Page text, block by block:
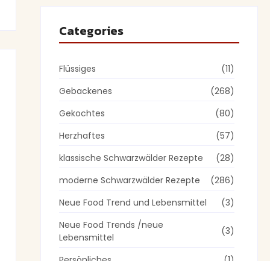
Categories
Flüssiges
(11)
Gebackenes
(268)
Gekochtes
(80)
Herzhaftes
(57)
klassische Schwarzwälder Rezepte
(28)
moderne Schwarzwälder Rezepte
(286)
Neue Food Trend und Lebensmittel
(3)
Neue Food Trends /neue
Lebensmittel
(3)